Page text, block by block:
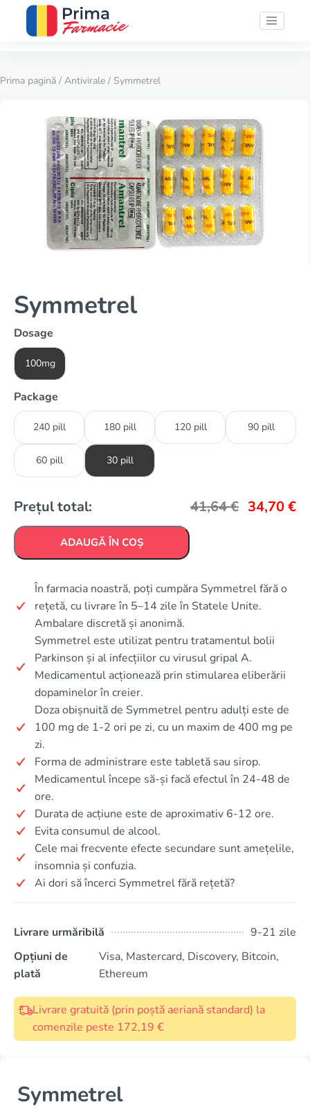
Prima pagină / Antivirale / Symmetrel
Symmetrel
Dosage
100mg
Package
240 pill 180 pill 120 pill 90 pill
60 pill 30 pill
Prețul total: 41,64€ 34,70€
ADAUGĂ ÎN COȘ
În farmacia noastră, poți cumpăra Symmetrel fără o
rețetă, cu livrare în 5–14 zile în Statele Unite.
Ambalare discretă și anonimă.
Symmetrel este utilizat pentru tratamentul bolii
Parkinson și al infecțiilor cu virusul gripal A.
Medicamentul acționează prin stimularea eliberării
dopaminelor în creier.
Doza obișnuită de Symmetrel pentru adulți este de
100 mg de 1-2 ori pe zi, cu un maxim de 400 mg pe
zi.
Forma de administrare este tabletă sau sirop.
Medicamentul începe să-și facă efectul în 24-48 de
ore.
Durata de acțiune este de aproximativ 6-12 ore.
Evita consumul de alcool.
Cele mai frecvente efecte secundare sunt amețelile,
insomnia și confuzia.
Ai dori să încerci Symmetrel fără rețetă?
Livrare urmăribilă
9-21 zile
Opțiuni de
plată
Visa, Mastercard, Discovery, Bitcoin,
Ethereum
Livrare gratuită (prin poștă aeriană standard) la
comenzile peste 172,19 €
Symmetrel